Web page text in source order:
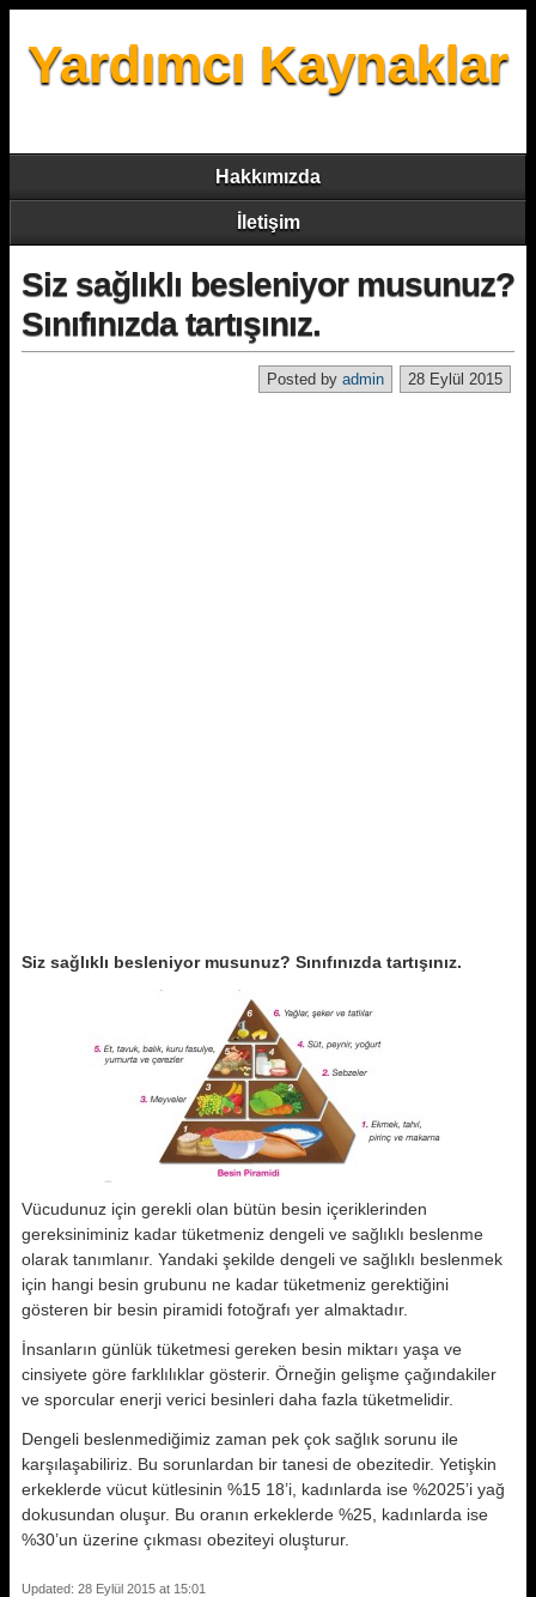
Yardımcı Kaynaklar
Hakkımızda
İletişim
Siz sağlıklı besleniyor musunuz?
Sınıfınızda tartışınız.
28 Eylül 2015
Posted by admin
Siz sağlıklı besleniyor musunuz? Sınıfınızda tartışınız.
Vücudunuz için gerekli olan bütün besin içeriklerinden
gereksiniminiz kadar tüketmeniz dengeli ve sağlıklı beslenme
olarak tanımlanır. Yandaki şekilde dengeli ve sağlıklı beslenmek
için hangi besin grubunu ne kadar tüketmeniz gerektiğini
gösteren bir besin piramidi fotoğrafı yer almaktadır.
İnsanların günlük tüketmesi gereken besin miktarı yaşa ve
cinsiyete göre farklılıklar gösterir. Örneğin gelişme çağındakiler
ve sporcular enerji verici besinleri daha fazla tüketmelidir.
Dengeli beslenmediğimiz zaman pek çok sağlık sorunu ile
karşılaşabiliriz. Bu sorunlardan bir tanesi de obezitedir. Yetişkin
erkeklerde vücut kütlesinin %15­ 18’i, kadınlarda ise %20­25’i yağ
dokusundan oluşur. Bu oranın erkeklerde %25, kadınlarda ise
%30’un üzerine çıkması obeziteyi oluşturur.
Updated: 28 Eylül 2015 at 15:01